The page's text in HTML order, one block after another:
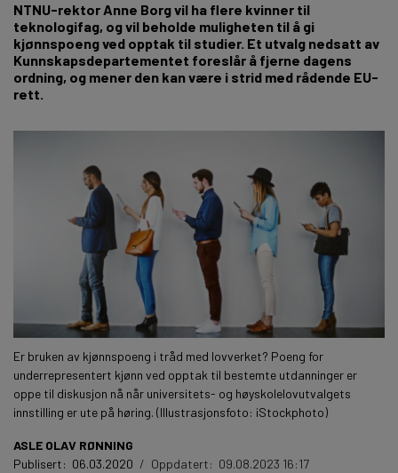
NTNU-rektor Anne Borg vil ha flere kvinner til
teknologifag, og vil beholde muligheten til å gi
kjønnspoeng ved opptak til studier. Et utvalg nedsatt av
Kunnskapsdepartementet foreslår å fjerne dagens
ordning, og mener den kan være i strid med rådende EU-
rett.
Er bruken av kjønnspoeng i tråd med lovverket? Poeng for
underrepresentert kjønn ved opptak til bestemte utdanninger er
oppe til diskusjon nå når universitets- og høyskolelovutvalgets
innstilling er ute på høring. (Illustrasjonsfoto: iStockphoto)
ASLE OLAV RØNNING
Publisert: 06.03.2020 / Oppdatert: 09.08.2023 16:17